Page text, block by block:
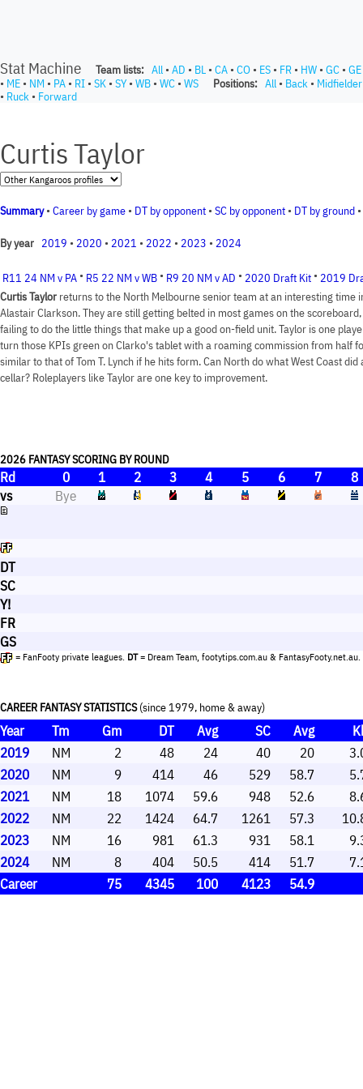
Stat Machine Team lists: All • AD • BL • CA • CO • ES • FR • HW • GC • GE
• ME • NM • PA • RI • SK • SY• WB • WC • WS Positions: All • Back • Midfielder
• Ruck • Forward